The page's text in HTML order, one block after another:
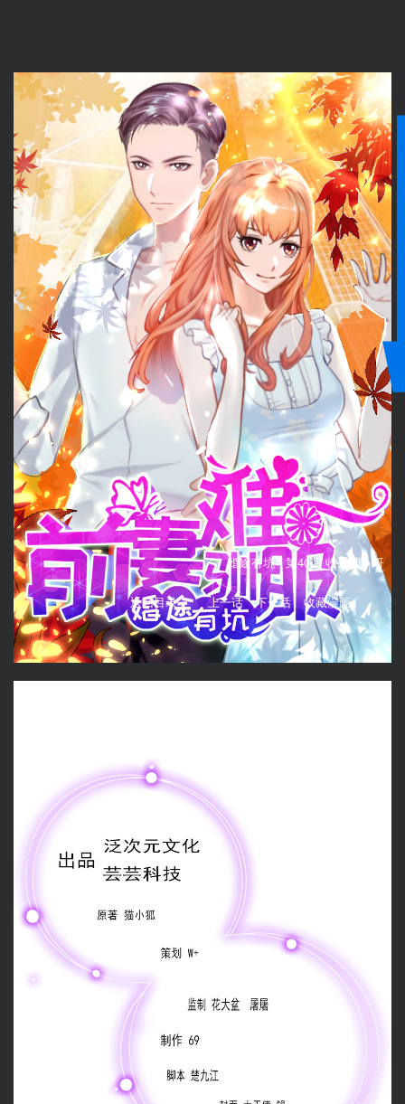
婚途有坑 - 第40话 收手吧，哥
返回目录 上一话 下一话 收藏漫画